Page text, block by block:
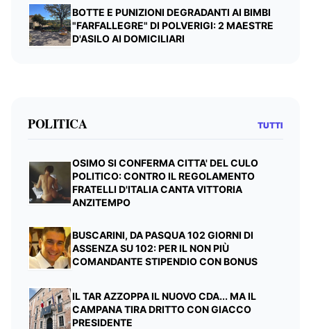
BOTTE E PUNIZIONI DEGRADANTI AI BIMBI
"FARFALLEGRE" DI POLVERIGI: 2 MAESTRE
D'ASILO AI DOMICILIARI
POLITICA TUTTI
OSIMO SI CONFERMA CITTA' DEL CULO
POLITICO: CONTRO IL REGOLAMENTO
FRATELLI D'ITALIA CANTA VITTORIA
ANZITEMPO
BUSCARINI, DA PASQUA 102 GIORNI DI
ASSENZA SU 102: PER IL NON PIÙ
COMANDANTE STIPENDIO CON BONUS
IL TAR AZZOPPA IL NUOVO CDA... MA IL
CAMPANA TIRA DRITTO CON GIACCO
PRESIDENTE